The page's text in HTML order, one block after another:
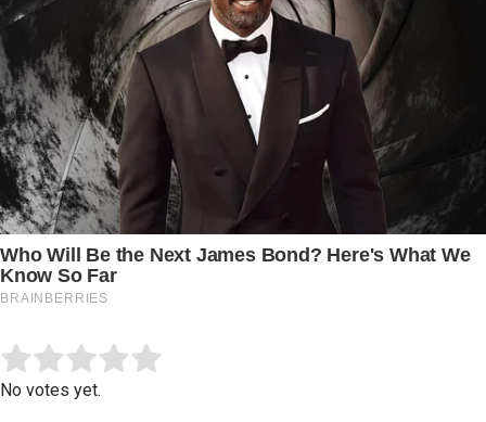
Rate this item:
No votes yet.